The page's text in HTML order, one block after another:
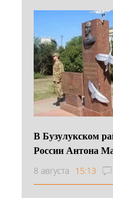
В Бузулукском
России Антона
8 августа 15:13